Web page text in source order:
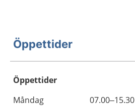
Öppettider
Öppettider
Dag
Öppettider
Kommentarer
Måndag
07.00–15.30